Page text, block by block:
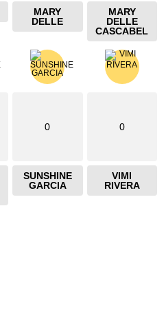
MARY
DELLE
MARY
DELLE
CASCABEL
0
SUNSHINE
GARCIA
0
VIMI
RIVERA